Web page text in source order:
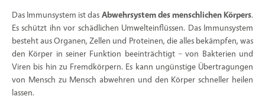
Das Immunsystem ist das Abwehrsystem des menschlichen Körpers.
Es schützt ihn vor schädlichen Umwelteinflüssen. Das Immunsystem
besteht aus Organen, Zellen und Proteinen, die alles bekämpfen, was
den Körper in seiner Funktion beeinträchtigt – von Bakterien und
Viren bis hin zu Fremdkörpern. Es kann ungünstige Übertragungen
von Mensch zu Mensch abwehren und den Körper schneller heilen
lassen.